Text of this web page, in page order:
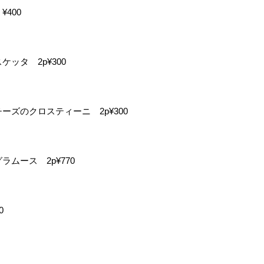
ケッタ 2p¥300
ーズのクロスティーニ 2p¥300
ラムース 2p¥770